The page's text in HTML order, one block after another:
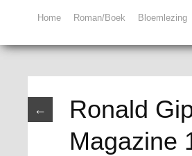
Home Roman/Boek Bloemlezing
←
Ronald
Magazine